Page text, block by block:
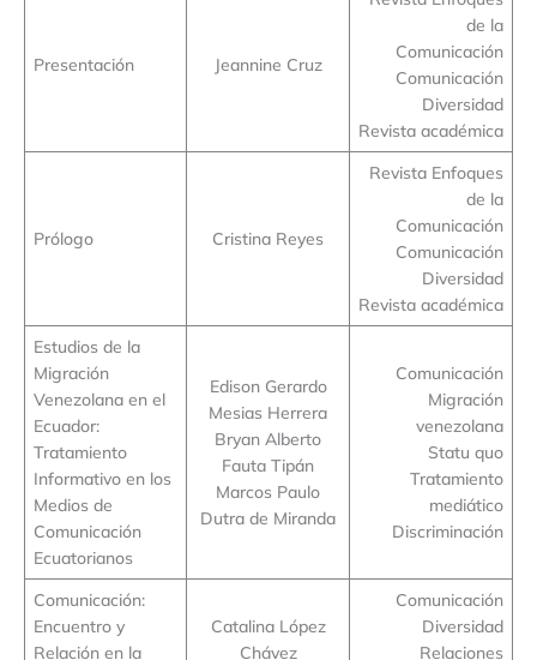
Presentación Jeannine Cruz
de la
Comunicación
Comunicación
Diversidad
Revista académica
Prólogo Cristina Reyes
Revista Enfoques
de la
Comunicación
Comunicación
Diversidad
Revista académica
Estudios de la
Migración
Venezolana en el
Ecuador:
Tratamiento
Informativo en los
Medios de
Comunicación
Ecuatorianos
Edison Gerardo
Mesias Herrera
Bryan Alberto
Fauta Tipán
Marcos Paulo
Dutra de Miranda
Comunicación
Migración
venezolana
Statu quo
Tratamiento
mediático
Discriminación
Comunicación:
Encuentro y
Relación en la
Catalina López
Chávez
Comunicación
Diversidad
Relaciones